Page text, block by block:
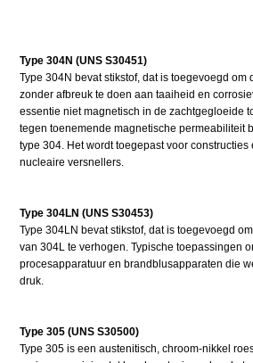
Type 304N (UNS S30451)
Type 304N bevat stikstof, dat is toegevoegd om
zonder afbreuk te doen aan taaiheid en
essentie niet magnetisch in de zachtgegloeide
tegen toenemende magnetische permeabiliteit
type 304. Het wordt toegepast voor
nucleaire versnellers.
Type 304LN (UNS S30453)
Type 304LN bevat stikstof, dat is toegevoegd
van 304L te verhogen. Typische toepassingen
procesapparatuur en brandblusapparaten die
druk.
Type 305 (UNS S30500)
Type 305 is een austenitisch, chroom-nikkel